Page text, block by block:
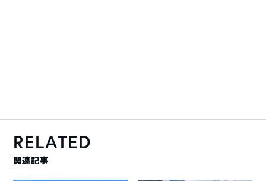
RELATED
関連記事